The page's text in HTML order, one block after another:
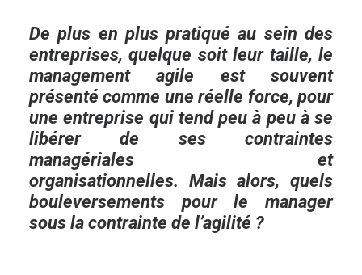
De plus en plus pratiqué au sein des
entreprises, quelque soit leur taille, le
management agile est souvent
présenté comme une réelle force, pour
une entreprise qui tend peu à peu à se
libérer de ses contraintes
managériales et
organisationnelles. Mais alors, quels
bouleversements pour le manager
sous la contrainte de l’agilité ?